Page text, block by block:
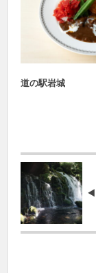
道の駅岩城